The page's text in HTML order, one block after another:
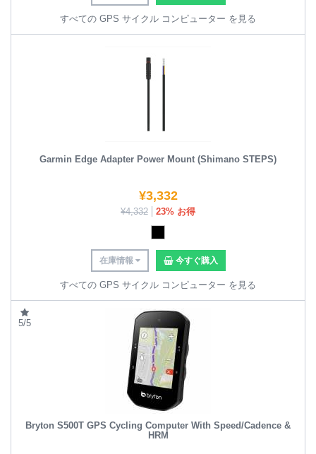
すべての GPS サイクル コンピューター を見る
Garmin Edge Adapter Power Mount (Shimano STEPS)
¥3,332
¥4,332 23% お得
在庫情報 今すぐ購入
すべての GPS サイクル コンピューター を見る
5/5
Bryton S500T GPS Cycling Computer With Speed/Cadence &
HRM